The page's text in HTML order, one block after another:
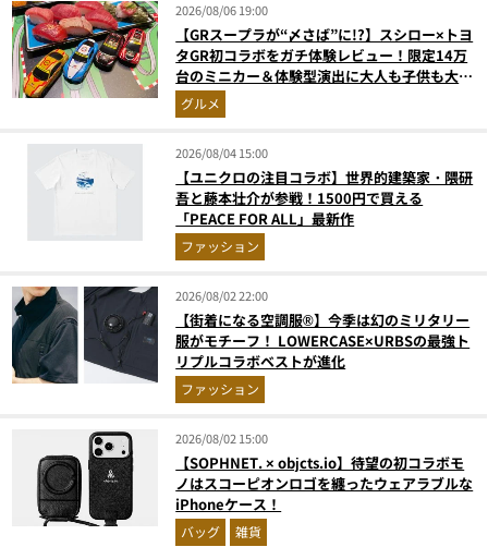
2026/08/06 19:00
【GRスープラが“〆さば”に!?】スシロー×トヨ
タGR初コラボをガチ体験レビュー！限定14万
台のミニカー＆体験型演出に大人も子供も大興
奮間違いなし
グルメ
2026/08/04 15:00
【ユニクロの注目コラボ】世界的建築家・隈研
吾と藤本壮介が参戦！1500円で買える
「PEACE FOR ALL」最新作
ファッション
2026/08/02 22:00
【街着になる空調服®】今季は幻のミリタリー
服がモチーフ！ LOWERCASE×URBSの最強ト
リプルコラボベストが進化
ファッション
2026/08/02 15:00
【SOPHNET. × objcts.io】待望の初コラボモ
ノはスコーピオンロゴを纏ったウェアラブルな
iPhoneケース！
バッグ 雑貨